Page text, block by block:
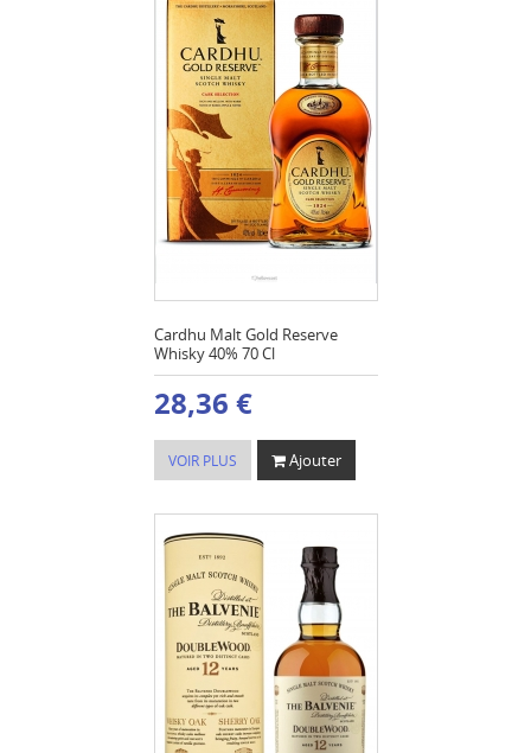
Cardhu Malt Gold Reserve
Whisky 40% 70 Cl
28,36 €
VOIR PLUS Ajouter